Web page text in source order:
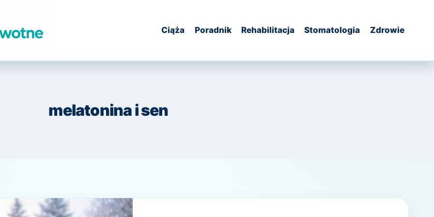
Ciąża Poradnik Rehabilitacja Stomatologia Zdrowie
melatonina i sen